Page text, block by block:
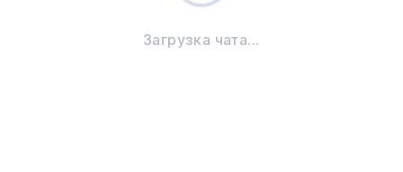
Загрузка чата...